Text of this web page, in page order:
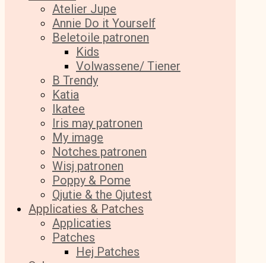
Atelier Jupe
Annie Do it Yourself
Beletoile patronen
Kids
Volwassene/ Tiener
B Trendy
Katia
Ikatee
Iris may patronen
My image
Notches patronen
Wisj patronen
Poppy & Pome
Qjutie & the Qjutest
Applicaties & Patches
Applicaties
Patches
Hej Patches